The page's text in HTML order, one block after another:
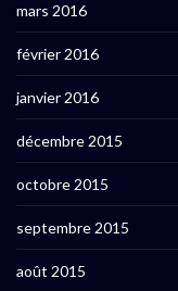
mars 2016
février 2016
janvier 2016
décembre 2015
octobre 2015
septembre 2015
août 2015